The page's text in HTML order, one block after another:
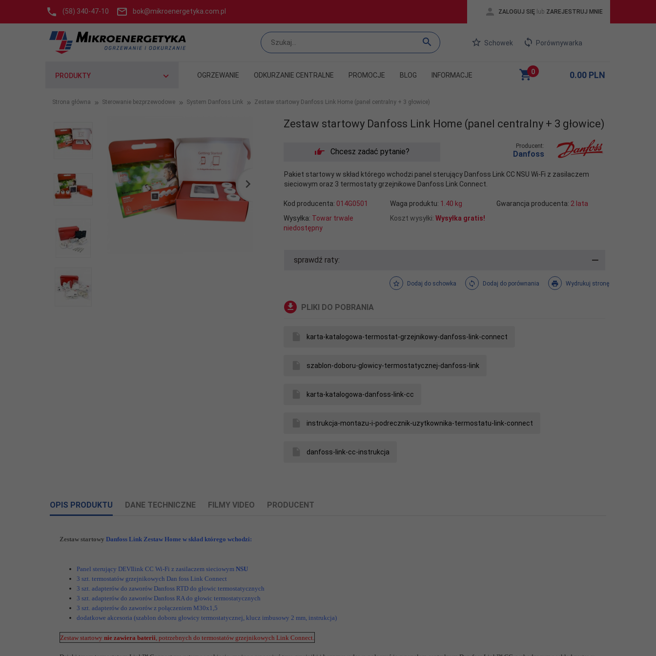
(58) 340-47-10 bok@mikroenergetyka.com.pl ZALOGUJ SIĘ lub ZAREJESTRUJ MNIE
Schowek Porównywarka
PRODUKTY OGRZEWANIE ODKURZANIE CENTRALNE PROMOCJE BLOG INFORMACJE 0 0.00PLN
Strona główna Sterowanie bezprzewodowe System Danfoss Link Zestaw startowy Danfoss Link Home (panel centralny + 3 głowice)
Zestaw startowy Danfoss Link Home (panel centralny + 3 głowice)
Chcesz zadać pytanie?
Producent:
Danfoss
Pakiet startowy w skład którego wchodzi panel sterujący Danfoss Link CC NSU Wi-Fi z zasilaczem
sieciowym oraz 3 termostaty grzejnikowe Danfoss Link Connect.
Kod producenta: 014G0501 Waga produktu: 1.40 kg Gwarancja producenta: 2 lata
Wysyłka: Towar trwale
niedostępny
Koszt wysyłki: Wysyłka gratis!
sprawdź raty:
Dodaj do schowka Dodaj do porównania Wydrukuj stronę
PLIKI DO POBRANIA
karta-katalogowa-termostat-grzejnikowy-danfoss-link-connect
szablon-doboru-glowicy-termostatycznej-danfoss-link
karta-katalogowa-danfoss-link-cc
instrukcja-montazu-i-podrecznik-uzytkownika-termostatu-link-connect
danfoss-link-cc-instrukcja
OPIS PRODUKTU DANE TECHNICZNE FILMY VIDEO PRODUCENT
Zestaw startowy Danfoss Link Zestaw Home w skład którego wchodzi:
Panel sterujący DEVIlink CC Wi-Fi z zasilaczem sieciowym NSU
3 szt. termostatów grzejnikowych Dan foss Link Connect
3 szt. adapterów do zaworów Danfoss RTD do głowic termostatycznych
3 szt. adapterów do zaworów Danfoss RA do głowic termostatycznych
3 szt. adapterów do zaworów z połączeniem M30x1,5
dodatkowe akcesoria (szablon doboru głowicy termostatycznej, klucz imbusowy 2 mm, instrukcja)
Zestaw startowy nie zawiera baterii, potrzebnych do termostatów grzejnikowych Link Connect.
Wymiary: 107mm x 125mm x 25mm (panel centralny)
Napięcie
zasilania:
Ekran: kolorowy ekran dotykowy 3,5” TFT
Załczniki do produktu
Danfoss A/S
Nordborgvej 81
Nordborg,6430DK
+48 22 104 00 00
contact@devi.com
Osoba odpowiedzialna w UE